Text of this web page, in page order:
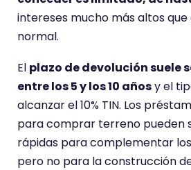
intereses mucho más altos
normal.
El plazo de devolución suele
entre los 5 y los 10 añosy el
alcanzar el 10% TIN. Los
para comprar terreno pueden
rápidas para complementar
pero no para la construcción